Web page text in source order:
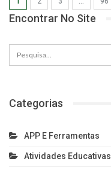
Encontrar No Site
Categorias
APP E Ferramentas
Atividades Educativas